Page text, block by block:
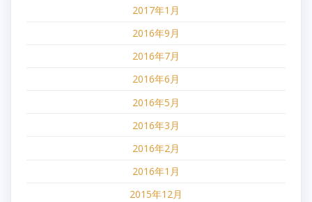
2017年1月
2016年9月
2016年7月
2016年6月
2016年5月
2016年3月
2016年2月
2016年1月
2015年12月